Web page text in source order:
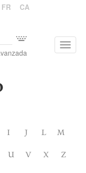
FR CA
I J L M
U V X Z